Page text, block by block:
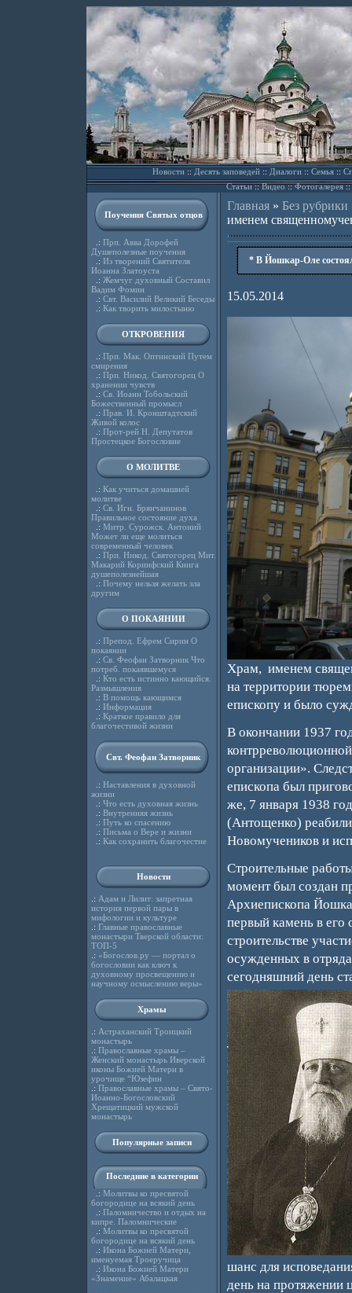
Новости::Десять заповедей::Диалоги::Семья::
Статьи::Видео ::Фотогалерея::
Поучения Святых отцов
.: Прп. Авва Дорофей
Душеполезные поучения
.: Из творений Святителя
Иоанна Златоуста
.: Жемчуг духовный Составил
Вадим Фомин
.: Свт. Василий Великий Беседы
.: Как творить милостыню
ОТКРОВЕНИЯ
.: Прп. Мак. Оптинский Путем
смирения
.: Прп. Никод. Святогорец О
хранении чувств
.: Св. Иоанн Тобольский
Божественный промысл
.: Прав. И. Кронштадтский
Живой колос
.: Прот-рей Н. Депутатов
Простецкое Богословие
О МОЛИТВЕ
.: Как учиться домашней
молитве
.: Св. Игн. Брянчанинов
Правильное состояние духа
.: Митр. Сурожск. Антоний
Может ли еще молиться
современный человек
.: Прп. Никод. Святогорец Мит.
Макарий Коринфский Книга
душеполезнейшая
.: Почему нельзя желать зла
другим
О ПОКАЯНИИ
.: Препод. Ефрем Сирин О
покаянии
.: Св. Феофан Затворник Что
потреб. покаявшемуся
.: Кто есть истинно кающийся.
Размышления
.: В помощь кающимся
.: Информация
.: Краткое правило для
благочестивой жизни
Свт. Феофан Затворник
.: Наставления в духовной
жизни
.: Что есть духовная жизнь
.: Внутренняя жизнь
.: Путь ко спасению
.: Письма о Вере и жизни
.: Как сохранить благочестие
Новости
.: Адам и Лилит: запретная
история первой пары в
мифологии и культуре
.: Главные православные
монастыри Тверской области:
ТОП-5
.: «Богослов.ру — портал о
богословии как ключ к
духовному просвещению и
научному осмыслению веры»
Храмы
.: Астраханский Троицкий
монастырь
.: Православные храмы –
Женский монастырь Иверской
иконы Божией Матери в
урочище “Юзефин
.: Православные храмы – Свято-
Иоанно-Богословский
Хрещатицкий мужской
монастырь
Популярные записи
Последние в категории
.: Молитвы ко пресвятой
богородице на всякий день
.: Паломничество и отдых на
кипре. Паломнические
.: Молитвы ко пресвятой
богородице на всякий день
.: Икона Божией Матери,
именуемая Троеручица
.: Икона Божией Матери
«Знамение» Абалацкая
Главная» Без рубрики
именем
* В Йошкар-Оле
15.05.2014
Храм, именем
на территории
епископу и было
В окончании 1937
организации».
епископа был
же, 7 января 1938
(Антощенко)
Новомучеников и
Строительные
момент был создан
Архиепископа
первый камень в его
строительстве
осужденных в
сегодняшний день
шанс для
день на протяжении